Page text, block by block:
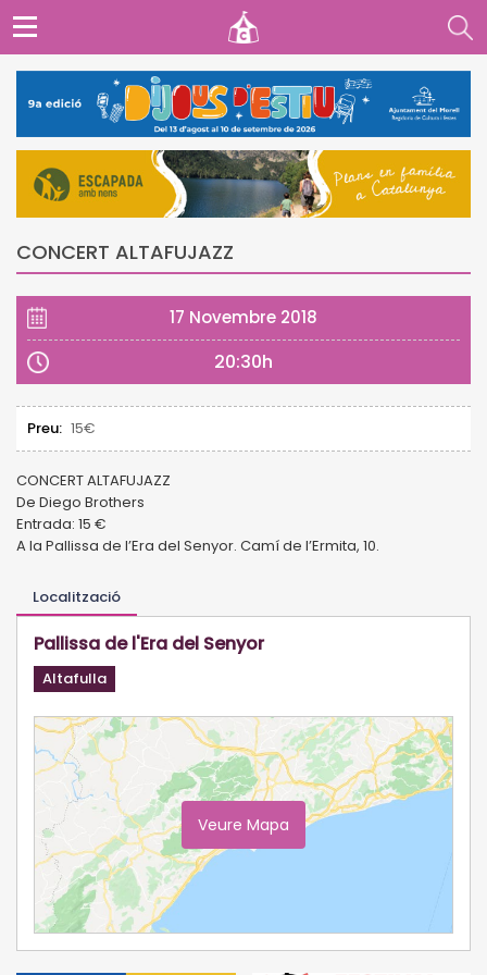
CONCERT ALTAFUJAZZ
17 Novembre 2018
20:30h
Preu: 15€
CONCERT ALTAFUJAZZ
De Diego Brothers
Entrada: 15 €
A la Pallissa de l’Era del Senyor. Camí de l’Ermita, 10.
Localització
Pallissa de l'Era del Senyor
Altafulla
Veure Mapa